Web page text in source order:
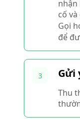
nhận
cố
Gọi
để
3 Gửi
Thu